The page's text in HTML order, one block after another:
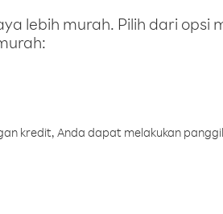
lebih murah. Pilih dari opsi
kredit, Anda dapat melakukan